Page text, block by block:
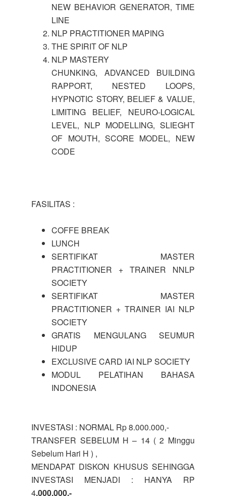
NEW BEHAVIOR GENERATOR, TIME
LINE
NLP PRACTITIONER MAPING
THE SPIRIT OF NLP
NLP MASTERY
CHUNKING, ADVANCED BUILDING
RAPPORT, NESTED LOOPS,
HYPNOTIC STORY, BELIEF & VALUE,
LIMITING BELIEF, NEURO-LOGICAL
LEVEL, NLP MODELLING, SLIEGHT
OF MOUTH, SCORE MODEL, NEW
CODE
FASILITAS :
COFFE BREAK
LUNCH
SERTIFIKAT MASTER
PRACTITIONER + TRAINER NNLP
SOCIETY
SERTIFIKAT MASTER
PRACTITIONER + TRAINER IAI NLP
SOCIETY
GRATIS MENGULANG SEUMUR
HIDUP
EXCLUSIVE CARD IAI NLP SOCIETY
MODUL PELATIHAN BAHASA
INDONESIA
INVESTASI : NORMAL Rp 8.000.000,-
TRANSFER SEBELUM H – 14 ( 2 Minggu
Sebelum Hari H ) ,
MENDAPAT DISKON KHUSUS SEHINGGA
INVESTASI MENJADI : HANYA RP
4.000.000,-